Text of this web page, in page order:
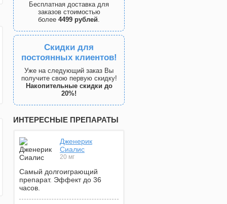
Бесплатная доставка для
заказов стоимостью
более 4499 рублей.
Скидки для
постоянных клиентов!
Уже на следующий заказ Вы
получите свою первую скидку!
Накопительные скидки до
20%!
ИНТЕРЕСНЫЕ ПРЕПАРАТЫ
Дженерик
Сиалис
20 мг
Самый долгоиграющий
препарат. Эффект до 36
часов.